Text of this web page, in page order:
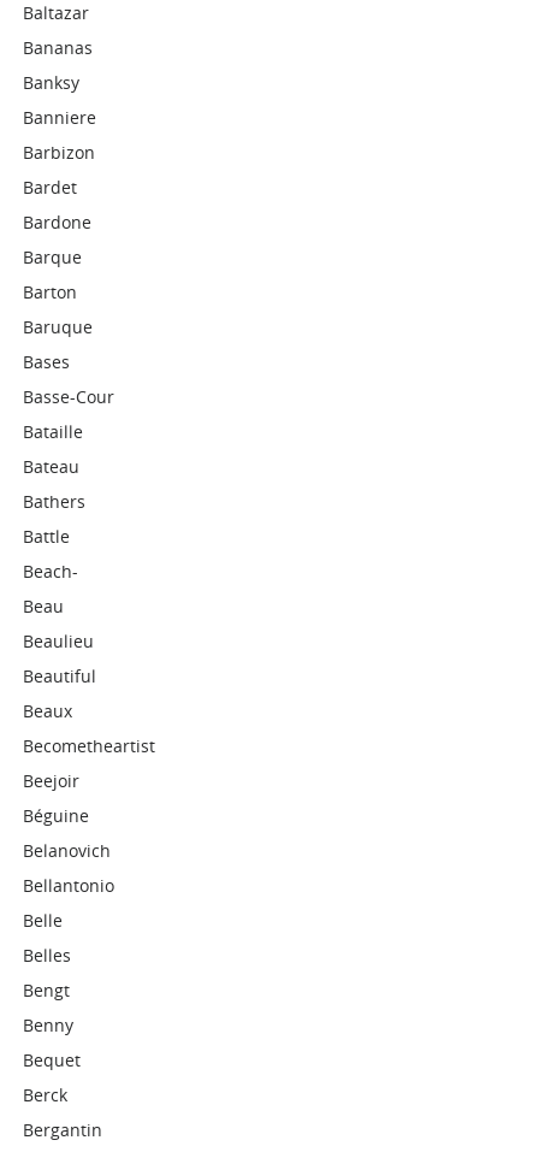
Baltazar
Bananas
Banksy
Banniere
Barbizon
Bardet
Bardone
Barque
Barton
Baruque
Bases
Basse-Cour
Bataille
Bateau
Bathers
Battle
Beach-
Beau
Beaulieu
Beautiful
Beaux
Becometheartist
Beejoir
Béguine
Belanovich
Bellantonio
Belle
Belles
Bengt
Benny
Bequet
Berck
Bergantin